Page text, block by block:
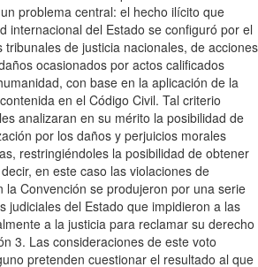
problema central: el hecho ilícito que
internacional del Estado se configuró por el
de justicia nacionales, de acciones
ocasionados por actos calificados
con base en la aplicación de la
en el Código Civil. Tal criterio
analizaran en su mérito la posibilidad de
por los daños y perjuicios morales
restringiéndoles la posibilidad de obtener
en este caso las violaciones de
la Convención se produjeron por una serie
judiciales del Estado que impidieron a las
a la justicia para reclamar su derecho
3. Las consideraciones de este voto
pretenden cuestionar el resultado al que